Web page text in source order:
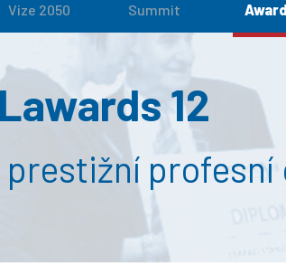
Vize 2050 Summit
12
prestižní